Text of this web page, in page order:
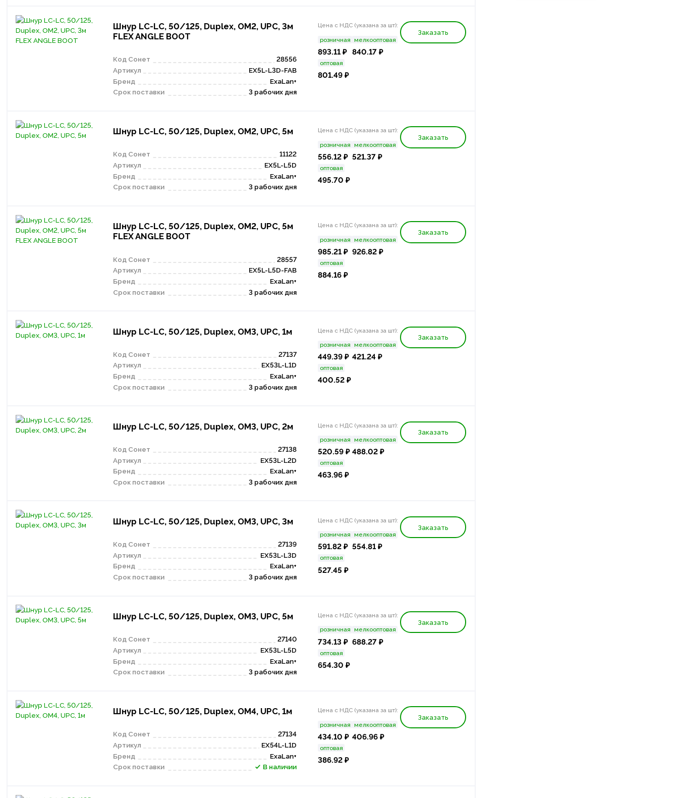
Шнур LC-LC, 50/125, Duplex, OM2, UPC, 3м
FLEX ANGLE BOOT
Код Сонет
28556
Артикул
EX5L-L3D-FAB
Бренд
ExaLan+
Срок поставки
3 рабочих дня
Цена с НДС (указана за шт):
розничная
893.11 ₽
мелкооптовая
840.17 ₽
оптовая
801.49 ₽
Заказать
Шнур LC-LC, 50/125, Duplex, OM2, UPC, 5м
Код Сонет
11122
Артикул
EX5L-L5D
Бренд
ExaLan+
Срок поставки
3 рабочих дня
Цена с НДС (указана за шт):
розничная
556.12 ₽
мелкооптовая
521.37 ₽
оптовая
495.70 ₽
Заказать
Шнур LC-LC, 50/125, Duplex, OM2, UPC, 5м
FLEX ANGLE BOOT
Код Сонет
28557
Артикул
EX5L-L5D-FAB
Бренд
ExaLan+
Срок поставки
3 рабочих дня
Цена с НДС (указана за шт):
розничная
985.21 ₽
мелкооптовая
926.82 ₽
оптовая
884.16 ₽
Заказать
Шнур LC-LC, 50/125, Duplex, OM3, UPC, 1м
Код Сонет
27137
Артикул
EX53L-L1D
Бренд
ExaLan+
Срок поставки
3 рабочих дня
Цена с НДС (указана за шт):
розничная
449.39 ₽
мелкооптовая
421.24 ₽
оптовая
400.52 ₽
Заказать
Шнур LC-LC, 50/125, Duplex, OM3, UPC, 2м
Код Сонет
27138
Артикул
EX53L-L2D
Бренд
ExaLan+
Срок поставки
3 рабочих дня
Цена с НДС (указана за шт):
розничная
520.59 ₽
мелкооптовая
488.02 ₽
оптовая
463.96 ₽
Заказать
Шнур LC-LC, 50/125, Duplex, OM3, UPC, 3м
Код Сонет
27139
Артикул
EX53L-L3D
Бренд
ExaLan+
Срок поставки
3 рабочих дня
Цена с НДС (указана за шт):
розничная
591.82 ₽
мелкооптовая
554.81 ₽
оптовая
527.45 ₽
Заказать
Шнур LC-LC, 50/125, Duplex, OM3, UPC, 5м
Код Сонет
27140
Артикул
EX53L-L5D
Бренд
ExaLan+
Срок поставки
3 рабочих дня
Цена с НДС (указана за шт):
розничная
734.13 ₽
мелкооптовая
688.27 ₽
оптовая
654.30 ₽
Заказать
Шнур LC-LC, 50/125, Duplex, OM4, UPC, 1м
Код Сонет
27134
Артикул
EX54L-L1D
Бренд
ExaLan+
Срок поставки
В наличии
Цена с НДС (указана за шт):
розничная
434.10 ₽
мелкооптовая
406.96 ₽
оптовая
386.92 ₽
Заказать